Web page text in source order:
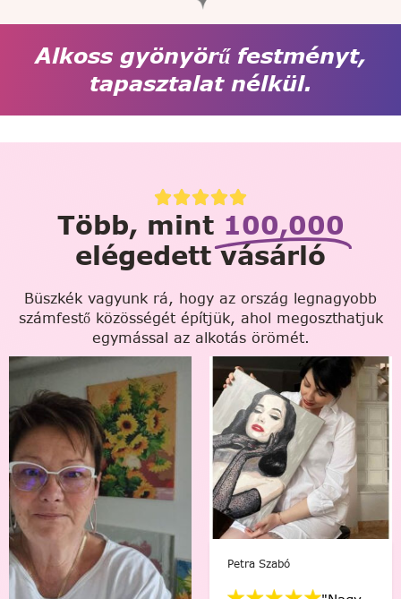
Alkoss gyönyörű festményt,
tapasztalat nélkül.
Több, mint 100,000
elégedett vásárló
Büszkék vagyunk rá, hogy az ország legnagyobb
számfestő közösségét építjük, ahol megoszthatjuk
egymással az alkotás örömét.
Viki Vas-Lukács
Mikus Bernadett